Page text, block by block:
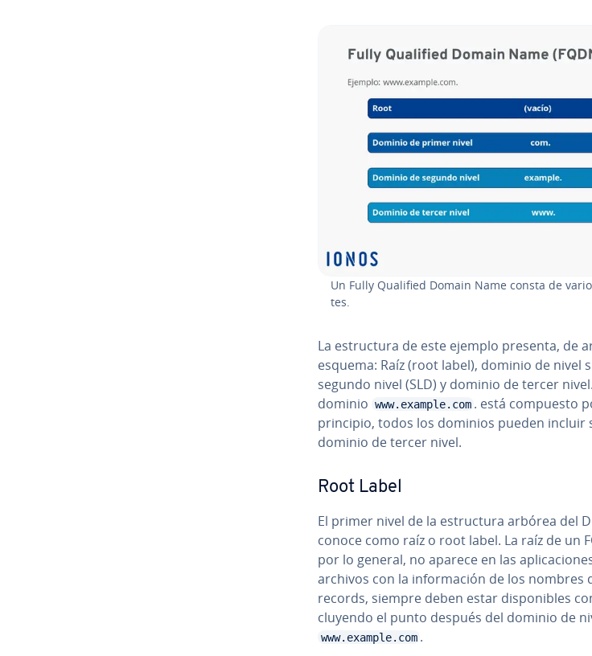
Un Fully Qualified Domain Name consta de
tes.
La es­tru­c­tu­ra de este ejemplo presenta, de
esquema: Raíz (root label), dominio de nivel
segundo nivel (SLD) y dominio de tercer
dominio www.example.com . está compuesto
principio, todos los dominios pueden incluir
dominio de tercer nivel.
Root Label
El primer nivel de la es­tru­c­tu­ra arbórea del
conoce como raíz o root label. La raíz de un
por lo general, no aparece en las
archivos con la in­fo­r­ma­ción de los nombres
records, siempre deben estar di­s­po­ni­bles
clu­ye­n­do el punto después del dominio de
www.example.com .